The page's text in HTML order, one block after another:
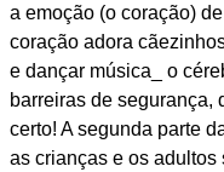
a emoção (o coração)
coração adora
e dançar música_ o
barreiras de segurança,
certo! A segunda parte
as crianças e os